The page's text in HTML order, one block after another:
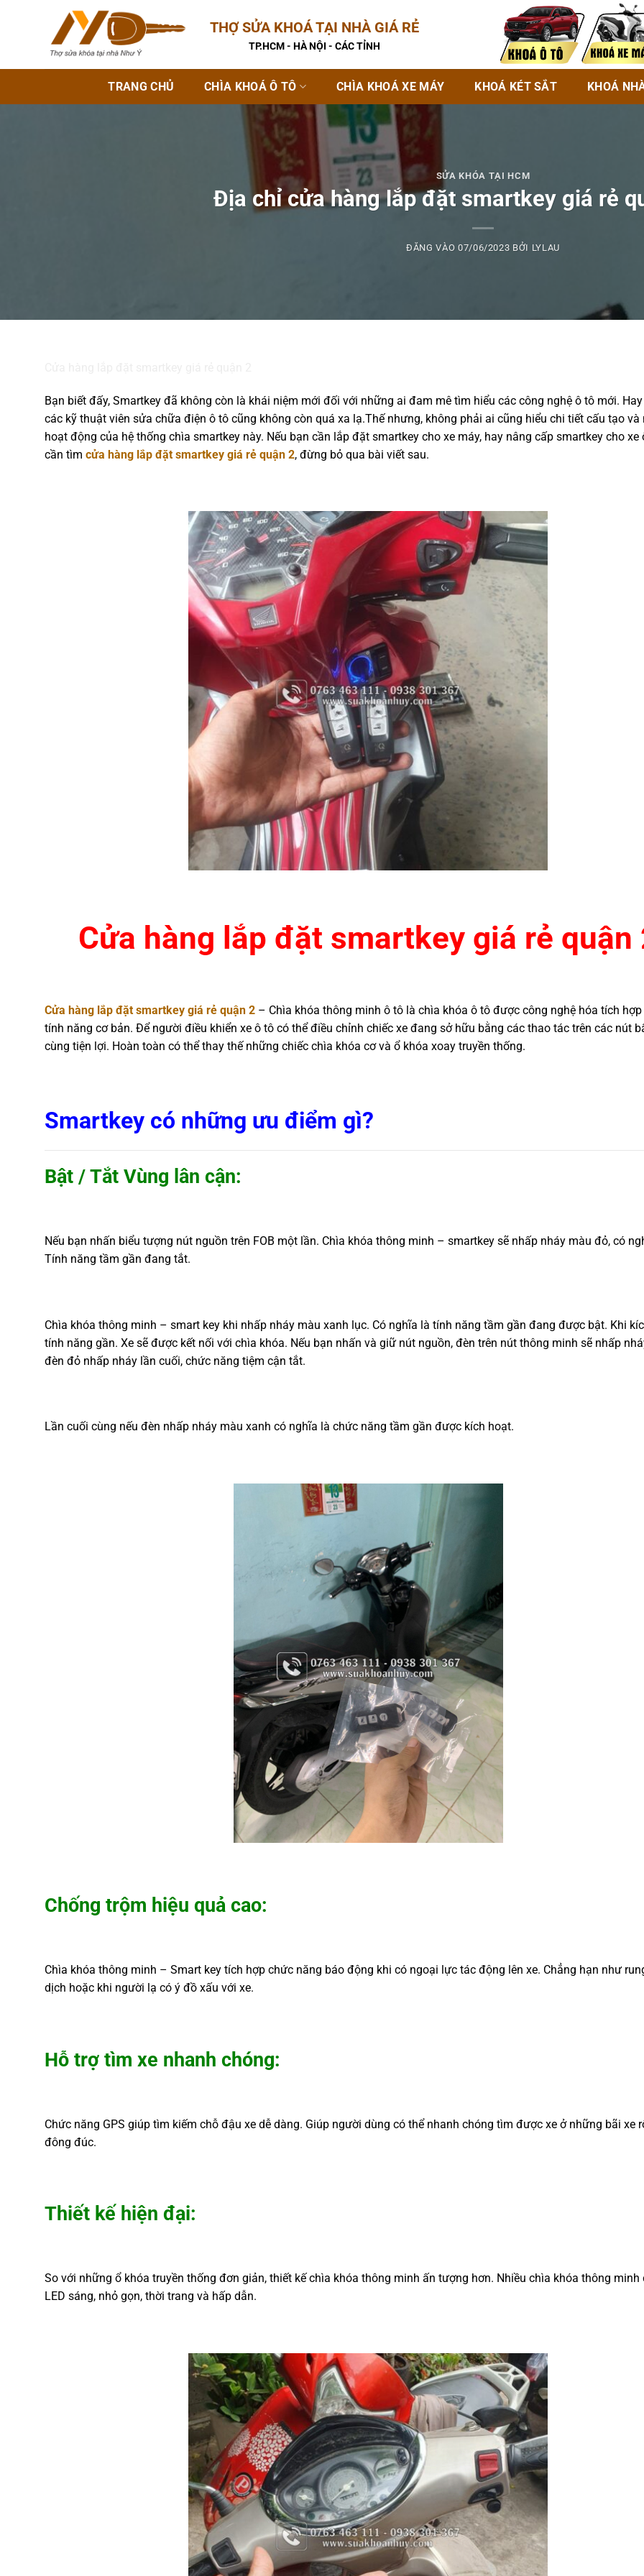
THỢ SỬA KHOÁ TẠI NHÀ GIÁ RẺ
TP.HCM - HÀ NỘI - CÁC TỈNH
TRANG CHỦ CHÌA KHOÁ Ô TÔ CHÌA KHOÁ XE MÁY KHOÁ KÉT SẮT KHOÁ
SỬA KHÓA TẠI HCM
Địa chỉ cửa hàng lắp đặt smartkey giá rẻ
ĐĂNG VÀO 07/06/2023 BỞI LYLAU
Bạn biết đấy, Smartkey đã không còn là khái niệm mới đối với những ai đam mê tìm hiểu các công nghệ ô tô mới.
các kỹ thuật viên sửa chữa điện ô tô cũng không còn quá xa lạ.Thế nhưng, không phải ai cũng hiểu chi tiết cấu tạo và
hoạt động của hệ thống chìa smartkey này. Nếu bạn cần lắp đặt smartkey cho xe máy, hay nâng cấp smartkey cho xe
cần tìm cửa hàng lắp đặt smartkey giá rẻ quận 2, đừng bỏ qua bài viết sau.
Cửa hàng lắp đặt smartkey giá rẻ quận
Cửa hàng lắp đặt smartkey giá rẻ quận 2 – Chìa khóa thông minh ô tô là chìa khóa ô tô được công nghệ hóa tích
tính năng cơ bản. Để người điều khiển xe ô tô có thể điều chỉnh chiếc xe đang sở hữu bằng các thao tác trên các nút
cùng tiện lợi. Hoàn toàn có thể thay thế những chiếc chìa khóa cơ và ổ khóa xoay truyền thống.
Smartkey có những ưu điểm gì?
Bật / Tắt Vùng lân cận:
Nếu bạn nhấn biểu tượng nút nguồn trên FOB một lần. Chìa khóa thông minh – smartkey sẽ nhấp nháy màu đỏ, có
Tính năng tầm gần đang tắt.
Chìa khóa thông minh – smart key khi nhấp nháy màu xanh lục. Có nghĩa là tính năng tầm gần đang được bật. Khi
tính năng gần. Xe sẽ được kết nối với chìa khóa. Nếu bạn nhấn và giữ nút nguồn, đèn trên nút thông minh sẽ nhấp
đèn đỏ nhấp nháy lần cuối, chức năng tiệm cận tắt.
Lần cuối cùng nếu đèn nhấp nháy màu xanh có nghĩa là chức năng tầm gần được kích hoạt.
Chống trộm hiệu quả cao:
Chìa khóa thông minh – Smart key tích hợp chức năng báo động khi có ngoại lực tác động lên xe. Chẳng hạn như
dịch hoặc khi người lạ có ý đồ xấu với xe.
Hỗ trợ tìm xe nhanh chóng:
Chức năng GPS giúp tìm kiếm chỗ đậu xe dễ dàng. Giúp người dùng có thể nhanh chóng tìm được xe ở những bãi xe
đông đúc.
Thiết kế hiện đại:
So với những ổ khóa truyền thống đơn giản, thiết kế chìa khóa thông minh ấn tượng hơn. Nhiều chìa khóa thông minh
LED sáng, nhỏ gọn, thời trang và hấp dẫn.